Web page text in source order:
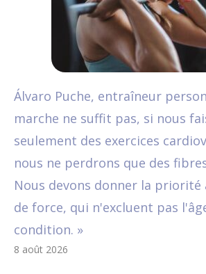
Álvaro Puche, entraîneur
marche ne suffit pas, si nous
seulement des exercices
nous ne perdrons que des
Nous devons donner la priorité
de force, qui n'excluent pas
condition. »
8 août 2026